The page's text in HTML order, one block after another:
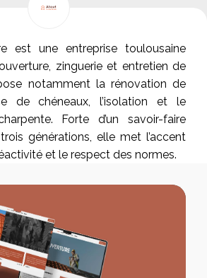
est une entreprise toulousaine
zinguerie et entretien de
notamment la rénovation de
de chéneaux, l’isolation et le
Forte d’un savoir-faire
générations, elle met l’accent
et le respect des normes.